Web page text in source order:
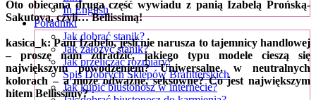
In English
Poradniki
Jak dobrać stanik?
Jak założyć stanik?
Jak przeliczać rozmiary?
Spis Dobrych Sklepów Brafitterskich
Jak kupić biustonosz w internecie?
Oto obiecana druga część wywiadu z panią Izabelą Prońską-
Sakutovą, czyli… Bellissimą!
kasica_k: Pani Izabelo, jeśli nie narusza to tajemnicy handlowej
– proszę nam zdradzić, jakiego typu modele cieszą się
największym powodzeniem? Uniwersalne, w neutralnych
kolorach – a może odważne, seksowne? Co jest największym
hitem Bellissimy?